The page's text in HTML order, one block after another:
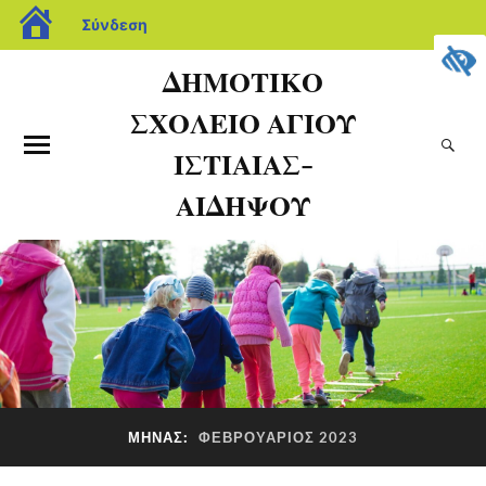
Σύνδεση
ΔΗΜΟΤΙΚΟ
ΣΧΟΛΕΙΟ ΑΓΙΟΥ
ΙΣΤΙΑΙΑΣ-
ΑΙΔΗΨΟΥ
ΜΉΝΑΣ: ΦΕΒΡΟΥΆΡΙΟΣ 2023